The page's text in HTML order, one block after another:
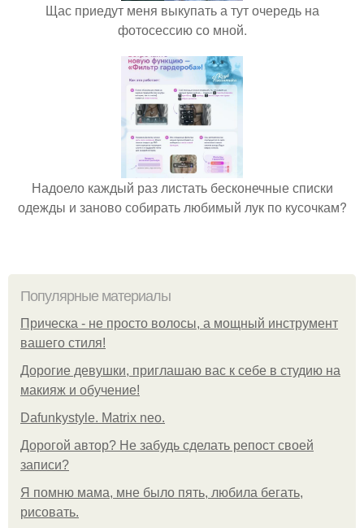
Щас приедут меня выкупать а тут очередь на
фотосессию со мной.
Надоело каждый раз листать бесконечные списки
одежды и заново собирать любимый лук по кусочкам?
Популярные материалы
Прическа - не просто волосы, а мощный инструмент
вашего стиля!
Дорогие девушки, приглашаю вас к себе в студию на
макияж и обучение!
Dafunkystyle. Matrix neo.
Дорогой автор? Не забудь сделать репост своей
записи?
Я помню мама, мне было пять, любила бегать,
рисовать.